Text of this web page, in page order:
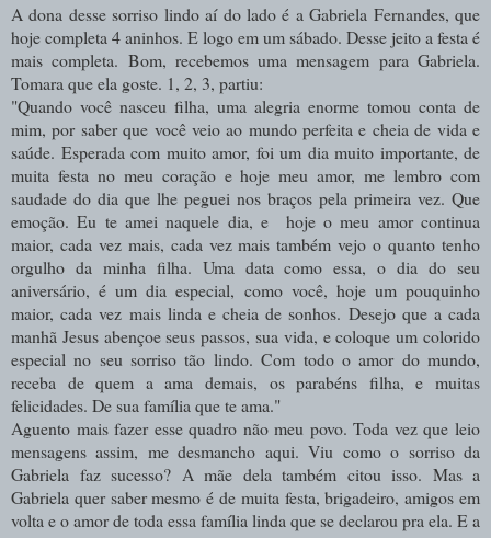
A dona desse sorriso lindo aí do lado é a Gabriela Fernandes, que
hoje completa 4 aninhos. E logo em um sábado. Desse jeito a festa é
mais completa. Bom, recebemos uma mensagem para Gabriela.
Tomara que ela goste. 1, 2, 3, partiu:
"Quando você nasceu filha, uma alegria enorme tomou conta de
mim, por saber que você veio ao mundo perfeita e cheia de vida e
saúde. Esperada com muito amor, foi um dia muito importante, de
muita festa no meu coração e hoje meu amor, me lembro com
saudade do dia que lhe peguei nos braços pela primeira vez. Que
emoção. Eu te amei naquele dia, e hoje o meu amor continua
maior, cada vez mais, cada vez mais também vejo o quanto tenho
orgulho da minha filha. Uma data como essa, o dia do seu
aniversário, é um dia especial, como você, hoje um pouquinho
maior, cada vez mais linda e cheia de sonhos. Desejo que a cada
manhã Jesus abençoe seus passos, sua vida, e coloque um colorido
especial no seu sorriso tão lindo. Com todo o amor do mundo,
receba de quem a ama demais, os parabéns filha, e muitas
felicidades. De sua família que te ama."
Aguento mais fazer esse quadro não meu povo. Toda vez que leio
mensagens assim, me desmancho aqui. Viu como o sorriso da
Gabriela faz sucesso? A mãe dela também citou isso. Mas a
Gabriela quer saber mesmo é de muita festa, brigadeiro, amigos em
volta e o amor de toda essa família linda que se declarou pra ela. E a